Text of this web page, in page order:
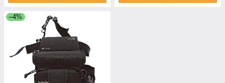
–4%